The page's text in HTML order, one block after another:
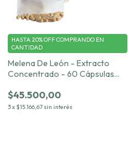
Melena De León - Extracto
Concentrado - 60 Cápsulas
$45.500,00
3x $15.166,67 sin interés
HASTA 20% OFFCOMPRANDO EN
CANTIDAD